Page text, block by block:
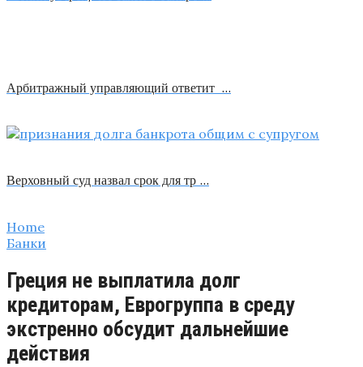
Арбитражный управляющий ответит …
Верховный суд назвал срок для тр …
Home
Банки
Греция не выплатила долг
кредиторам, Еврогруппа в среду
экстренно обсудит дальнейшие
действия